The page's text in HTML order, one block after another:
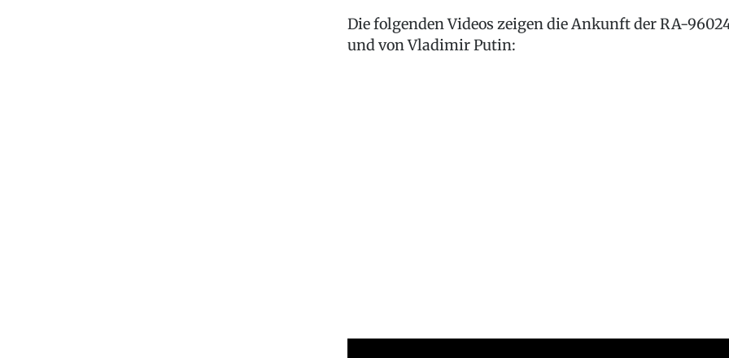
Die folgenden Videos zeigen die Ankunft der RA-
und von Vladimir Putin: